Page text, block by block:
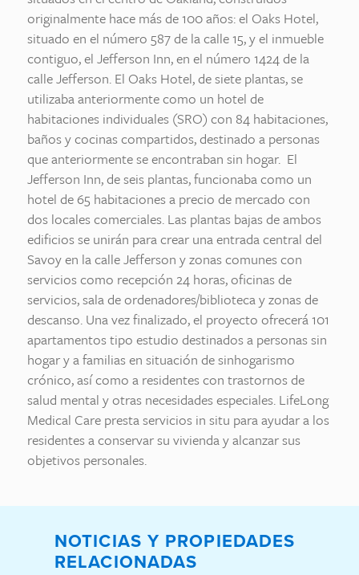
originalmente hace más de 100 años: el Oaks Hotel,
situado en el número 587 de la calle 15, y el inmueble
contiguo, el Jefferson Inn, en el número 1424 de la
calle Jefferson. El Oaks Hotel, de siete plantas, se
utilizaba anteriormente como un hotel de
habitaciones individuales (SRO) con 84 habitaciones,
baños y cocinas compartidos, destinado a personas
que anteriormente se encontraban sin hogar. El
Jefferson Inn, de seis plantas, funcionaba como un
hotel de 65 habitaciones a precio de mercado con
dos locales comerciales. Las plantas bajas de ambos
edificios se unirán para crear una entrada central del
Savoy en la calle Jefferson y zonas comunes con
servicios como recepción 24 horas, oficinas de
servicios, sala de ordenadores/biblioteca y zonas de
descanso. Una vez finalizado, el proyecto ofrecerá 101
apartamentos tipo estudio destinados a personas sin
hogar y a familias en situación de sinhogarismo
crónico, así como a residentes con trastornos de
salud mental y otras necesidades especiales. LifeLong
Medical Care presta servicios in situ para ayudar a los
residentes a conservar su vivienda y alcanzar sus
objetivos personales.
NOTICIAS Y PROPIEDADES
RELACIONADAS